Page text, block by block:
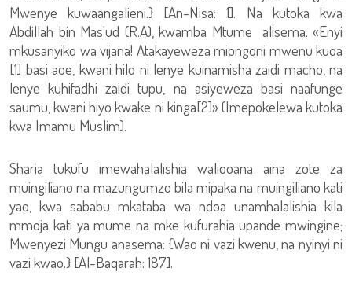
Mwenye kuwaangalieni.} [An-Nisa: 1]. Na kutoka kwa
Abdillah bin Mas'ud (R.A), kwamba Mtume alisema: «Enyi
mkusanyiko wa vijana! Atakayeweza miongoni mwenu kuoa
[1] basi aoe, kwani hilo ni lenye kuinamisha zaidi macho, na
lenye kuhifadhi zaidi tupu, na asiyeweza basi naafunge
saumu, kwani hiyo kwake ni kinga[2]» (Imepokelewa kutoka
kwa Imamu Muslim).
Sharia tukufu imewahalalishia waliooana aina zote za
muingiliano na mazungumzo bila mipaka na muingiliano kati
yao, kwa sababu mkataba wa ndoa unamhalalishia kila
mmoja kati ya mume na mke kufurahia upande mwingine;
Mwenyezi Mungu anasema: {Wao ni vazi kwenu, na nyinyi ni
vazi kwao.} [Al-Baqarah: 187].